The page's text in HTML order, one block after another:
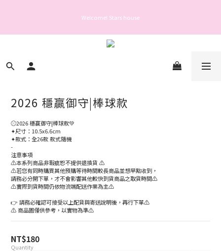
Welcome! Stars house
親愛的會員您好： 為保障您的帳號安全與提升服務品質，自 2025 年 6 月 26 日起，
2026 穩贏御守|棒球款
⚾️2026 穩贏御守|棒球款💚
✦尺寸：10.5x6.6cm
✦款式：全26款 款式隨機
-
注意事項
⚠️本系列商品非瑕疵恕不提供退換貨 ⚠️
⚠️若您有同時購買其他預購等待時間較長商品並想早點收到，
請務必分開下單，才不會影響其他較快到貨商品之取貨時間⚠️
⚠️實際到貨時間仍依物流端配送作業為主⚠️
👉 請務必確認可接受以上配貨與寄送說明後，再行下單⚠️
⚠️ 商品圖僅供參考，以實物為準⚠️
NT$180
Quantity